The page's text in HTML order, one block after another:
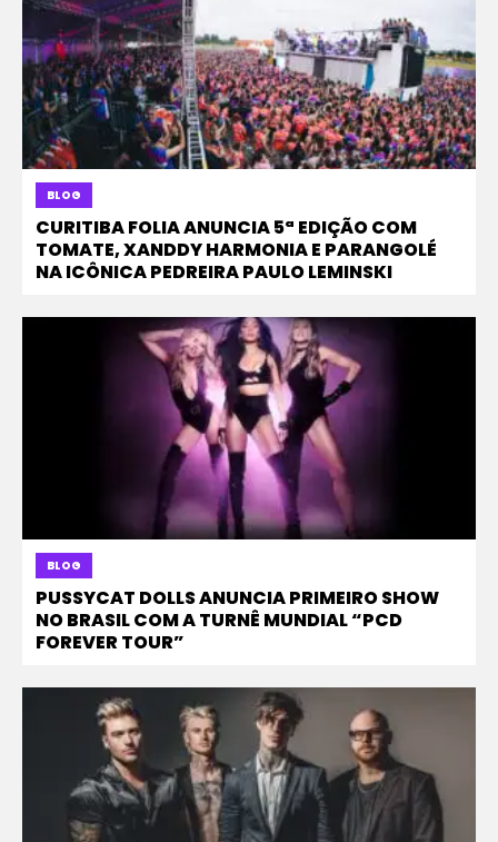
BLOG
CURITIBA FOLIA ANUNCIA 5ª EDIÇÃO COM
TOMATE, XANDDY HARMONIA E PARANGOLÉ
NA ICÔNICA PEDREIRA PAULO LEMINSKI
BLOG
PUSSYCAT DOLLS ANUNCIA PRIMEIRO SHOW
NO BRASIL COM A TURNÊ MUNDIAL “PCD
FOREVER TOUR”